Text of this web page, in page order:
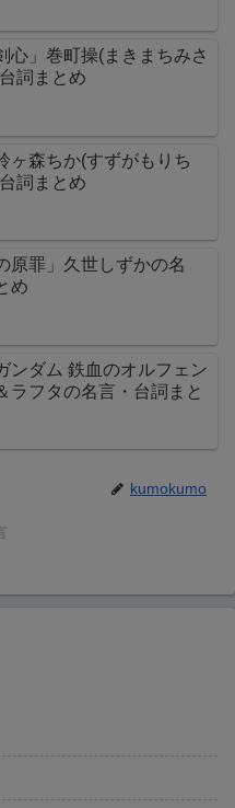
心」巻町操(まきまちみさ
詞まとめ
ヶ森ちか(すずがもりち
詞まとめ
原罪」久世しずかの名
め
ンダム 鉄血のオルフェン
ラフタの名言・台詞まと
kumokumo